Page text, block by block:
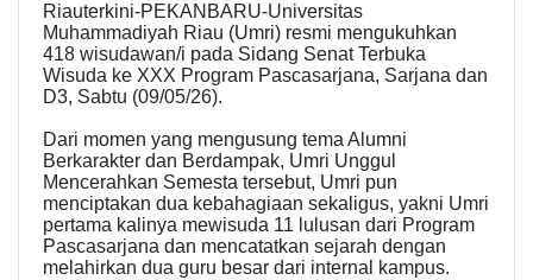
Riauterkini-PEKANBARU-Universitas
Muhammadiyah Riau (Umri) resmi mengukuhkan
418 wisudawan/i pada Sidang Senat Terbuka
Wisuda ke XXX Program Pascasarjana, Sarjana dan
D3, Sabtu (09/05/26).
Dari momen yang mengusung tema Alumni
Berkarakter dan Berdampak, Umri Unggul
Mencerahkan Semesta tersebut, Umri pun
menciptakan dua kebahagiaan sekaligus, yakni Umri
pertama kalinya mewisuda 11 lulusan dari Program
Pascasarjana dan mencatatkan sejarah dengan
melahirkan dua guru besar dari internal kampus.